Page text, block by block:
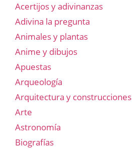
Acertijos y adivinanzas
Adivina la pregunta
Animales y plantas
Anime y dibujos
Apuestas
Arqueología
Arquitectura y construcciones
Arte
Astronomía
Biografías